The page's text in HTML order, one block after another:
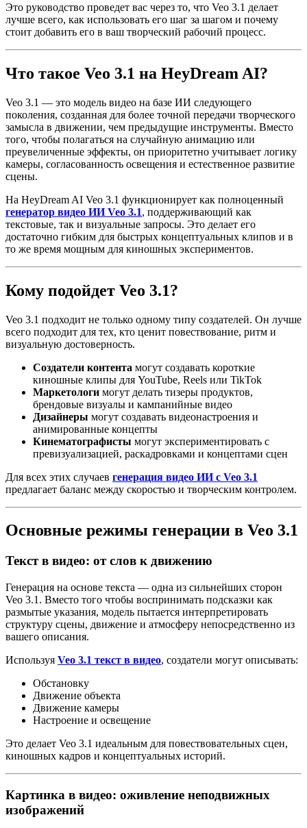
Это руководство проведет вас через то, что Veo 3.1 делает
лучше всего, как использовать его шаг за шагом и почему
стоит добавить его в ваш творческий рабочий процесс.
Что такое Veo 3.1 на HeyDream AI?
Veo 3.1 — это модель видео на базе ИИ следующего
поколения, созданная для более точной передачи творческого
замысла в движении, чем предыдущие инструменты. Вместо
того, чтобы полагаться на случайную анимацию или
преувеличенные эффекты, он приоритетно учитывает логику
камеры, согласованность освещения и естественное развитие
сцены.
На HeyDream AI Veo 3.1 функционирует как полноценный
генератор видео ИИ Veo 3.1, поддерживающий как
текстовые, так и визуальные запросы. Это делает его
достаточно гибким для быстрых концептуальных клипов и в
то же время мощным для киношных экспериментов.
Кому подойдет Veo 3.1?
Veo 3.1 подходит не только одному типу создателей. Он лучше
всего подходит для тех, кто ценит повествование, ритм и
визуальную достоверность.
Создатели контента могут создавать короткие
киношные клипы для YouTube, Reels или TikTok
Маркетологи могут делать тизеры продуктов,
брендовые визуалы и кампанийные видео
Дизайнеры могут создавать видеонастроения и
анимированные концепты
Кинематографисты могут экспериментировать с
превизуализацией, раскадровками и концептами сцен
Для всех этих случаев генерация видео ИИ с Veo 3.1
предлагает баланс между скоростью и творческим контролем.
Основные режимы генерации в Veo 3.1
Текст в видео: от слов к движению
Генерация на основе текста — одна из сильнейших сторон
Veo 3.1. Вместо того чтобы воспринимать подсказки как
размытые указания, модель пытается интерпретировать
структуру сцены, движение и атмосферу непосредственно из
вашего описания.
Используя Veo 3.1 текст в видео, создатели могут описывать:
Обстановку
Движение объекта
Движение камеры
Настроение и освещение
Это делает Veo 3.1 идеальным для повествовательных сцен,
киношных кадров и концептуальных историй.
Картинка в видео: оживление неподвижных
изображений